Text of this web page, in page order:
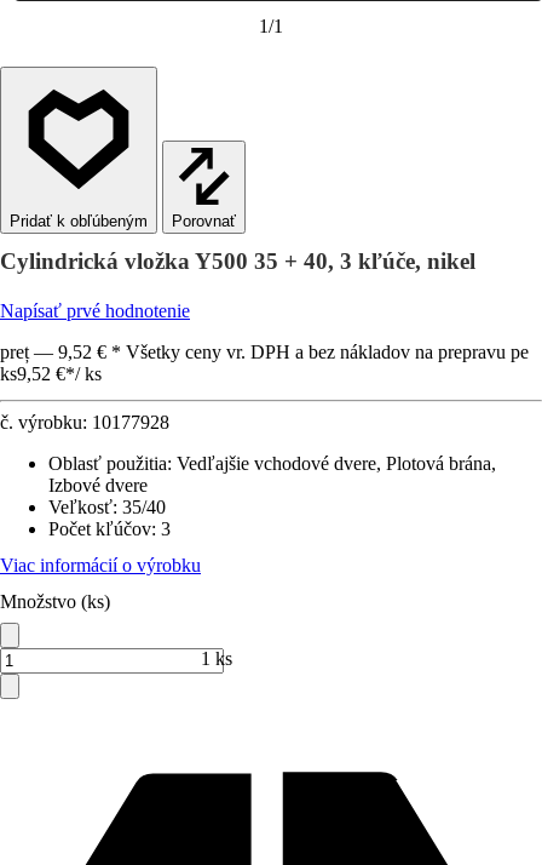
1/1
Porovnať
Cylindrická vložka Y500 35 + 40, 3 kľúče, nikel
Napísať prvé hodnotenie
preț — 9,52 € * Všetky ceny vr. DPH a bez nákladov na prepravu pe
ks9,52 €*/ ks
č. výrobku: 10177928
Oblasť použitia: Vedľajšie vchodové dvere, Plotová brána,
Izbové dvere
Veľkosť: 35/40
Počet kľúčov: 3
Viac informácií o výrobku
Množstvo (ks)
1 ks